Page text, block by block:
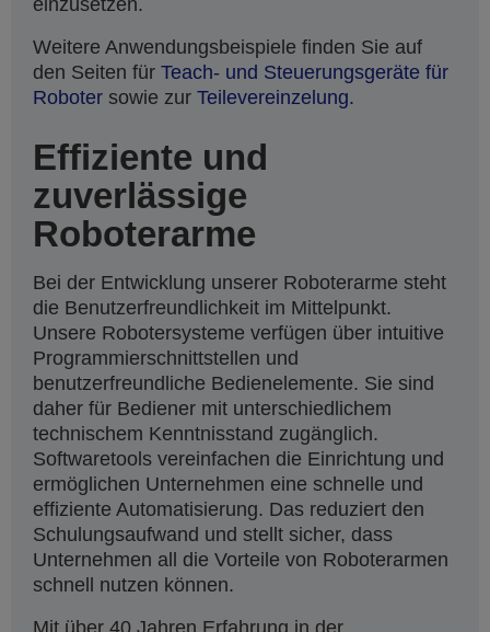
einzusetzen.
Weitere Anwendungsbeispiele finden Sie auf
den Seiten für Teach- und Steuerungsgeräte für
Roboter sowie zur Teilevereinzelung.
Effiziente und
zuverlässige
Roboterarme
Bei der Entwicklung unserer Roboterarme steht
die Benutzerfreundlichkeit im Mittelpunkt.
Unsere Robotersysteme verfügen über intuitive
Programmierschnittstellen und
benutzerfreundliche Bedienelemente. Sie sind
daher für Bediener mit unterschiedlichem
technischem Kenntnisstand zugänglich.
Softwaretools vereinfachen die Einrichtung und
ermöglichen Unternehmen eine schnelle und
effiziente Automatisierung. Das reduziert den
Schulungsaufwand und stellt sicher, dass
Unternehmen all die Vorteile von Roboterarmen
schnell nutzen können.